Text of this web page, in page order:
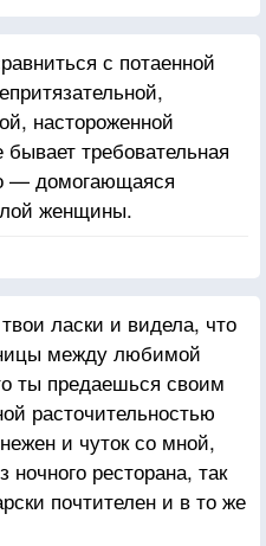
с потаенной
настороженной
бывает требовательная
— домогающаяся
женщины.
ласки и видела, что
между любимой
ты предаешься своим
расточительностью
и чуток со мной,
ресторана, так
почтителен и в то же
что я, пьянея от